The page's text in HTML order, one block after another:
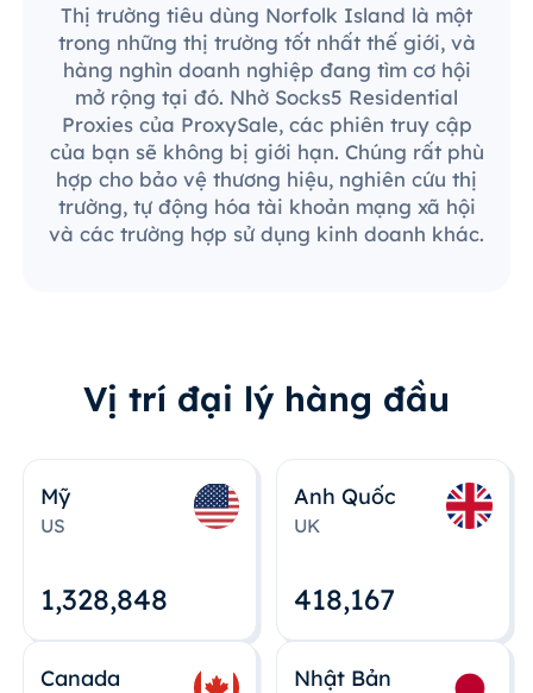
Thị trường tiêu dùng Norfolk Island là một
trong những thị trường tốt nhất thế giới, và
hàng nghìn doanh nghiệp đang tìm cơ hội
mở rộng tại đó. Nhờ Socks5 Residential
Proxies của ProxySale, các phiên truy cập
của bạn sẽ không bị giới hạn. Chúng rất phù
hợp cho bảo vệ thương hiệu, nghiên cứu thị
trường, tự động hóa tài khoản mạng xã hội
và các trường hợp sử dụng kinh doanh khác.
Vị trí đại lý hàng đầu
Mỹ
US
1,328,848
Anh Quốc
UK
418,167
Canada Nhật Bản